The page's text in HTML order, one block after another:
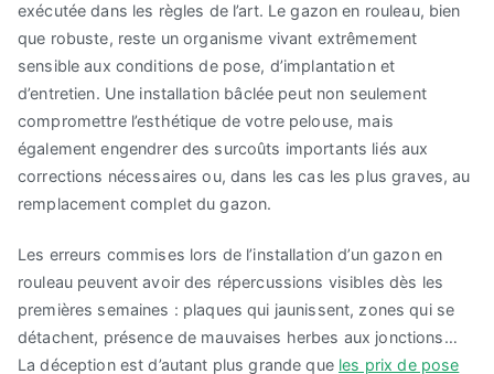
exécutée dans les règles de l’art. Le gazon en rouleau, bien
que robuste, reste un organisme vivant extrêmement
sensible aux conditions de pose, d’implantation et
d’entretien. Une installation bâclée peut non seulement
compromettre l’esthétique de votre pelouse, mais
également engendrer des surcoûts importants liés aux
corrections nécessaires ou, dans les cas les plus graves, au
remplacement complet du gazon.
Les erreurs commises lors de l’installation d’un gazon en
rouleau peuvent avoir des répercussions visibles dès les
premières semaines : plaques qui jaunissent, zones qui se
détachent, présence de mauvaises herbes aux jonctions…
La déception est d’autant plus grande que les prix de pose